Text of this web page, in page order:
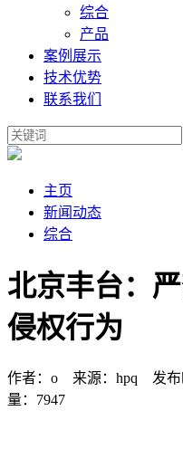
综合
产品
案例展示
技术优势
联系我们
主页
新闻动态
综合
北京丰台：
侵权行为
作者：o 来源：hpq 发布
量：7947